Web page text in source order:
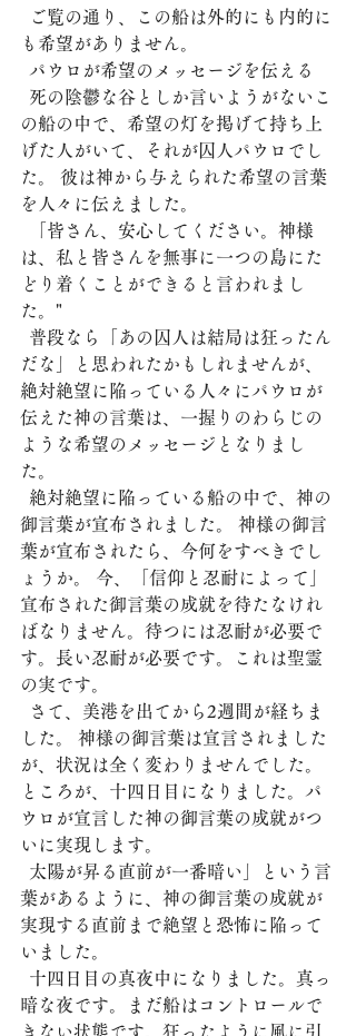
も希望がありません。
  パウロが希望のメッセージを伝える
の船の中で、希望の灯を掲げて持ち上
げた人がいて、それが囚人パウロでし
た。 彼は神から与えられた希望の言葉
を人々に伝えました。
は、私と皆さんを無事に一つの島にた
どり着くことができると言われまし
た。"
だな」と思われたかもしれませんが、
絶対絶望に陥っている人々にパウロが
伝えた神の言葉は、一握りのわらじの
ような希望のメッセージとなりまし
た。
御言葉が宣布されました。 神様の御言
葉が宣布されたら、今何をすべきでし
ょうか。 今、「信仰と忍耐によって」
宣布された御言葉の成就を待たなけれ
ばなりません。待つには忍耐が必要で
す。長い忍耐が必要です。これは聖霊
の実です。
した。 神様の御言葉は宣言されました
が、状況は全く変わりませんでした。
ところが、十四日目になりました。パ
ウロが宣言した神の御言葉の成就がつ
いに実現します。
葉があるように、神の御言葉の成就が
実現する直前まで絶望と恐怖に陥って
いました。
暗な夜です。まだ船はコントロールで
きない状態です。狂ったように風に引